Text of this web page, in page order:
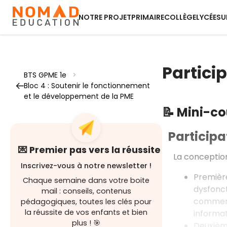
NOTRE PROJETPRIMAIRECOLLÈGELYCÉE
BTS GPME 1e
>
Bloc 4 : Soutenir le fonctionnement
et le développement de la PME
💌 Premier pas vers la réussite
Inscrivez-vous à notre newsletter !
Chaque semaine dans votre boite
mail : conseils, contenus
pédagogiques, toutes les clés pour
la réussite de vos enfants et bien
plus ! 🎯
📝 Mini-
La